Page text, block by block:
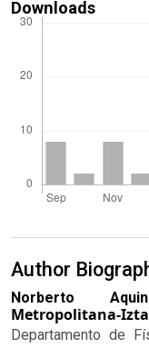
Downloads
Author
Norberto
Metropolitana-
Departamento de